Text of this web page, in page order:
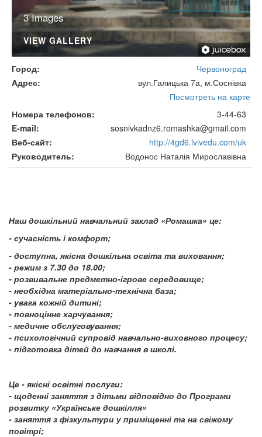
3 Images
VIEW GALLERY
Город
Червоноград
Адрес
вул.Галицька 7а, м.Соснівка
Посмотреть на карте
Номера телефонов
3-44-63
E-mail
sosnivkadnz6.romashka@gmail.com
Веб-сайт
http://4gd6.lvivedu.com/uk
Руководитель
Водонос Наталія Мирославівна
Наш дошкільний навчальний заклад «Ромашка» це:
- сучасність і комфорт;
- доступна, якісна дошкільна освіта та виховання;
- режим з 7.30 до 18.00;
- розвивальне предметно-ігрове сере­довище;
- необхідна матеріально-технічна база;
- увага кожній дитині;
- повноцінне харчування;
- медичне обслуговування;
- психологічний супровід навчально-виховного процесу;
- підготовка дітей до навчання в школі.
Це - якісні освітні послуги:
- щоденні заняття з дітьми відповідно до Програми
розвитку «Українське дошкілля»
- заняття з фізкультури у приміщенні та на свіжому
повітрі;